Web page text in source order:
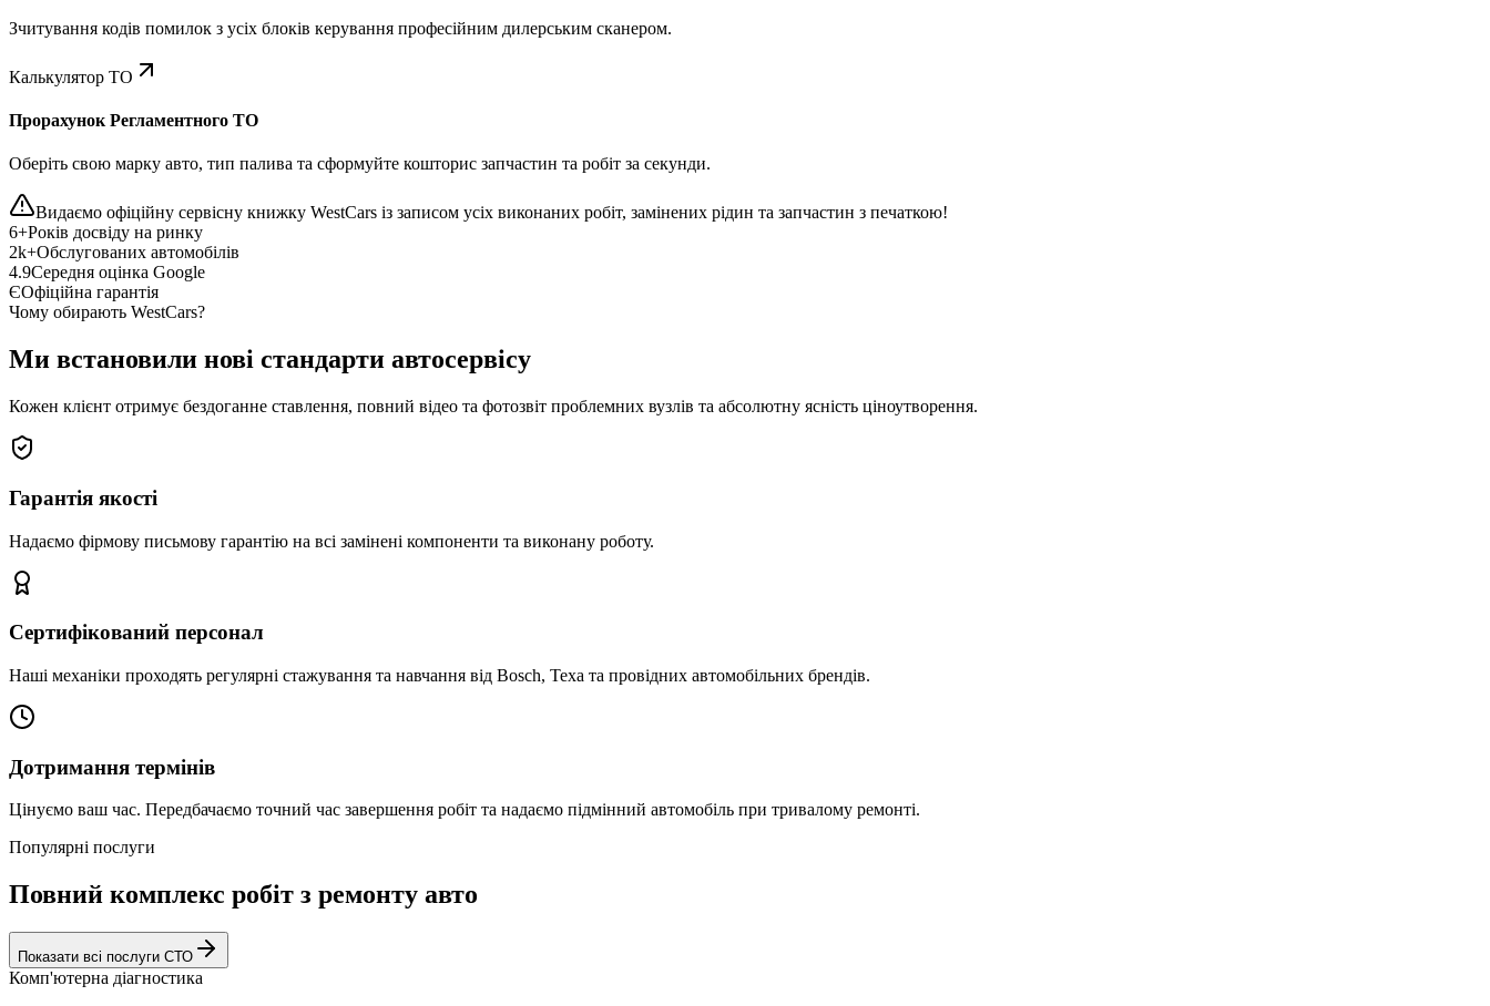
Зчитування кодів помилок з усіх блоків керування професійним дилерським сканером.
Калькулятор ТО
Прорахунок Регламентного ТО
Оберіть свою марку авто, тип палива та сформуйте кошторис запчастин та робіт за секунди.
Видаємо офіційну сервісну книжку WestCars із записом усіх виконаних робіт, замінених рідин та запчастин з печаткою!
6+Років досвіду на ринку
2k+Обслугованих автомобілів
4.9Середня оцінка Google
ЄОфіційна гарантія
Чому обирають WestCars?
Ми встановили нові стандарти автосервісу
Кожен клієнт отримує бездоганне ставлення, повний відео та фотозвіт проблемних вузлів та абсолютну ясність ціноутворення.
Гарантія якості
Надаємо фірмову письмову гарантію на всі замінені компоненти та виконану роботу.
Сертифікований персонал
Наші механіки проходять регулярні стажування та навчання від Bosch, Texa та провідних автомобільних брендів.
Дотримання термінів
Цінуємо ваш час. Передбачаємо точний час завершення робіт та надаємо підмінний автомобіль при тривалому ремонті.
Популярні послуги
Повний комплекс робіт з ремонту авто
Показати всі послуги СТО
Комп'ютерна діагностика